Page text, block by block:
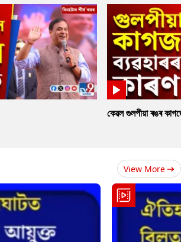
কেৱল গুলপীয়া ৰঙৰ
View More